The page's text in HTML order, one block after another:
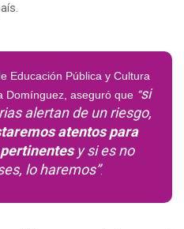
Educación Pública y Cultura
Domínguez, aseguró que “si
alertan de un riesgo,
atentos para
y si es no
lo haremos”.